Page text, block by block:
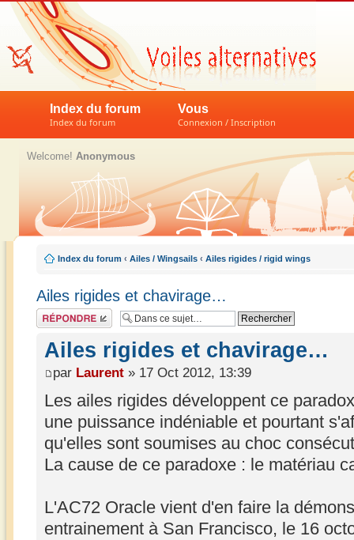
Index du forum
Index du forum
Vous
Connexion / Inscription
Welcome! Anonymous
Index du forum ‹ Ailes / Wingsails ‹ Ailes rigides / rigid wings
Ailes rigides et chavirage…
Répondre
Ailes rigides et chavirage…
par Laurent » 17 Oct 2012, 13:39
Les ailes rigides développent ce
une puissance indéniable et pourtant
qu'elles sont soumises au choc
La cause de ce paradoxe : le matériau
L'AC72 Oracle vient d'en faire la
entrainement à San Francisco, le 16